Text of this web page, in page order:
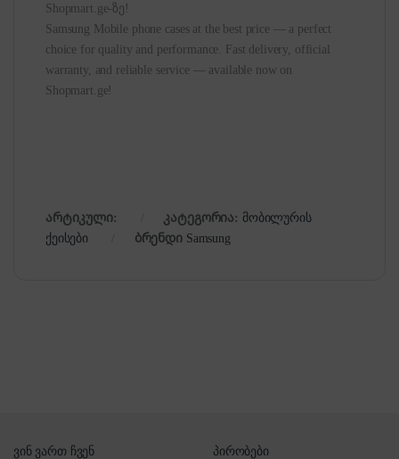
Shopmart.ge-ზე!
Samsung Mobile phone cases at the best price — a perfect
choice for quality and performance. Fast delivery, official
warranty, and reliable service — available now on
Shopmart.ge!
არტიკული: კატეგორია: მობილურის
ქეისები
ბრენდი Samsung
ვინ ვართ ჩვენ პირობები